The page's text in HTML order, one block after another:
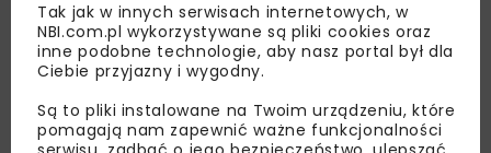
Tak jak w innych serwisach internetowych, w
NBI.com.pl wykorzystywane są pliki cookies oraz
inne podobne technologie, aby nasz portal był dla
Ciebie przyjazny i wygodny.
Są to pliki instalowane na Twoim urządzeniu, które
pomagają nam zapewnić ważne funkcjonalności